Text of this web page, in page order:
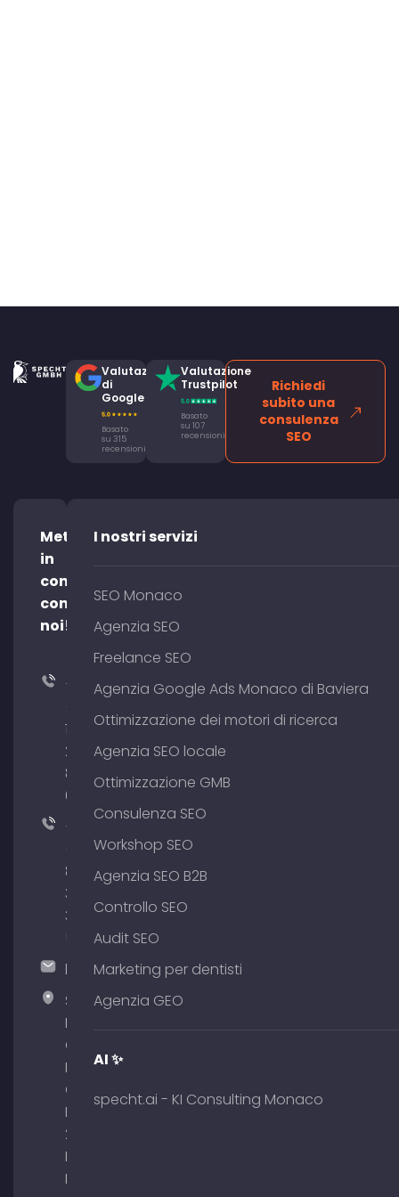
Valutazione
di
Google
Basato
su 315
recensioni
Valutazione
Trustpilot
Basato
su 107
recensioni
Richiedi
subito una
consulenza
SEO
Mettetevi
in
contatto
con
noi!
+49
176
204
801
64
+49
89
380
375
hallo@timospecht.de
Specht
Marketing
GmbH –
Palais am
Obelisk
Briennerstr.
29 80333
Monaco di
Baviera
I nostri servizi
SEO Monaco
Agenzia SEO
Freelance SEO
Agenzia Google Ads Monaco di Baviera
Ottimizzazione dei motori di ricerca
Agenzia SEO locale
Ottimizzazione GMB
Consulenza SEO
Workshop SEO
Agenzia SEO B2B
Controllo SEO
Audit SEO
Marketing per dentisti
Agenzia GEO
AI ✨
specht.ai - KI Consulting Monaco